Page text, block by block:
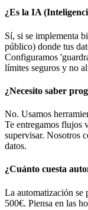
¿Es la IA
Sí, si se implementa
público) donde tus
Configuramos
límites seguros y no
¿Necesito saber
No. Usamos
Te entregamos flujos
supervisar. Nosotros
datos.
¿Cuánto cuesta
La automatización se
500€. Piensa en las